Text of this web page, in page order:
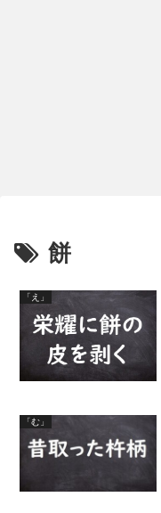
餅
「え」
「む」